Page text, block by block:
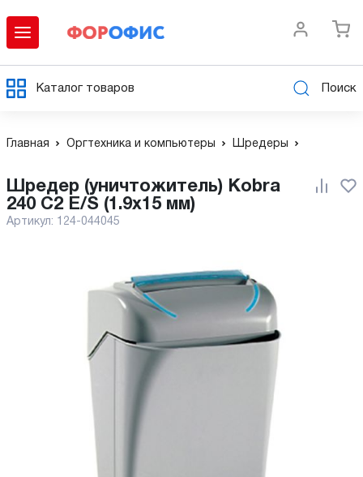
Каталог товаров Поиск
Главная Оргтехника и компьютеры Шредеры
Шредер (уничтожитель) Kobra
240 C2 E/S (1.9x15 мм)
Артикул: 124-044045